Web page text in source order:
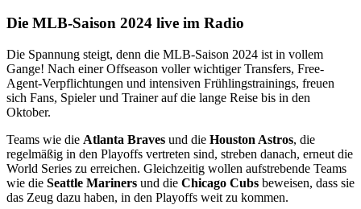
Die MLB-Saison 2024 live im Radio
Die Spannung steigt, denn die MLB-Saison 2024 ist in vollem
Gange! Nach einer Offseason voller wichtiger Transfers, Free-
Agent-Verpflichtungen und intensiven Frühlingstrainings, freuen
sich Fans, Spieler und Trainer auf die lange Reise bis in den
Oktober.
Teams wie die Atlanta Braves und die Houston Astros, die
regelmäßig in den Playoffs vertreten sind, streben danach, erneut die
World Series zu erreichen. Gleichzeitig wollen aufstrebende Teams
wie die Seattle Mariners und die Chicago Cubs beweisen, dass sie
das Zeug dazu haben, in den Playoffs weit zu kommen.